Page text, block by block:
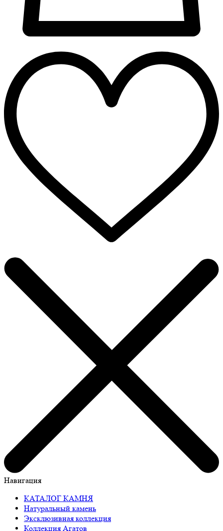
Навигация
КАТАЛОГ КАМНЯ
Натуральный камень
Эксклюзивная коллекция
Коллекция Агатов